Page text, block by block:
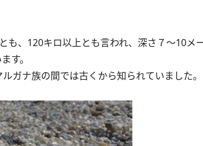
、120キロ以上とも言われ、深さ７～10メ
す。
ガナ族の間では古くから知られていました